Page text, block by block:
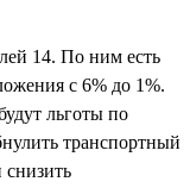
14. По ним есть
с 6% до 1%.
льготы по
транспортный